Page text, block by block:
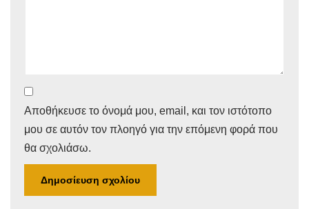
Αποθήκευσε το όνομά μου, email, και τον ιστότοπο
μου σε αυτόν τον πλοηγό για την επόμενη φορά που
θα σχολιάσω.